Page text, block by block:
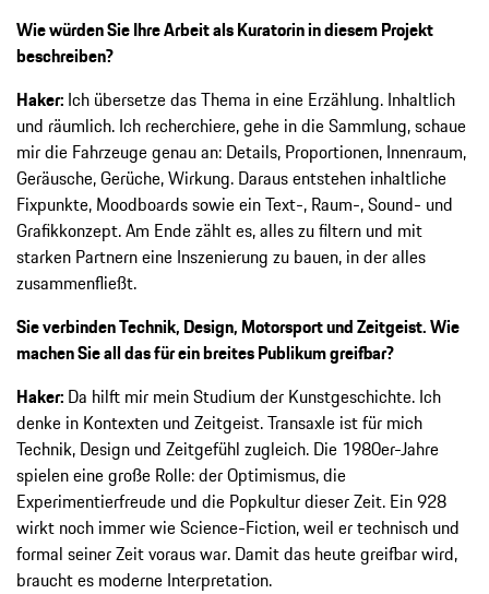
Wie würden Sie Ihre Arbeit als Kuratorin in diesem Projekt
beschreiben?
Haker: Ich übersetze das Thema in eine Erzählung. Inhaltlich
und räumlich. Ich recherchiere, gehe in die Sammlung, schaue
mir die Fahrzeuge genau an: Details, Proportionen, Innenraum,
Geräusche, Gerüche, Wirkung. Daraus entstehen inhaltliche
Fixpunkte, Moodboards sowie ein Text-, Raum-, Sound- und
Grafikkonzept. Am Ende zählt es, alles zu filtern und mit
starken Partnern eine Inszenierung zu bauen, in der alles
zusammenfließt.
Sie verbinden Technik, Design, Motorsport und Zeitgeist. Wie
machen Sie all das für ein breites Publikum greifbar?
Haker: Da hilft mir mein Studium der Kunstgeschichte. Ich
denke in Kontexten und Zeitgeist. Transaxle ist für mich
Technik, Design und Zeitgefühl zugleich. Die 1980er-Jahre
spielen eine große Rolle: der Optimismus, die
Experimentierfreude und die Popkultur dieser Zeit. Ein 928
wirkt noch immer wie Science-Fiction, weil er technisch und
formal seiner Zeit voraus war. Damit das heute greifbar wird,
braucht es moderne Interpretation.